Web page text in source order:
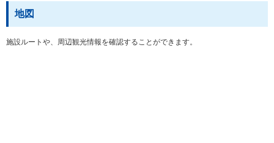
地図
施設ルートや、周辺観光情報を確認することができます。